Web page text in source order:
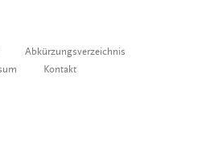
Abkürzungsverzeichnis
Kontakt